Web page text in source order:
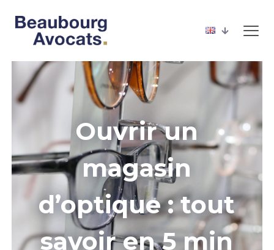
Ouvrir un
magasin
d’optique : tout
savoir en 5 min